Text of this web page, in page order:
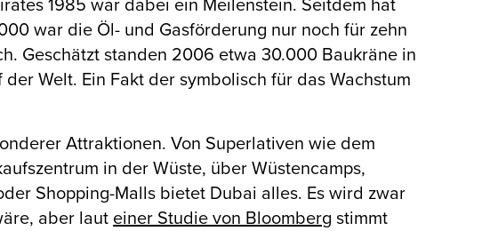
1985 war dabei ein Meilenstein. Seitdem hat
war die Öl- und Gasförderung nur noch für zehn
Geschätzt standen 2006 etwa 30.000 Baukräne in
Welt. Ein Fakt der symbolisch für das Wachstum
Attraktionen. Von Superlativen wie dem
in der Wüste, über Wüstencamps,
Shopping-Malls bietet Dubai alles. Es wird zwar
aber laut einer Studie von Bloomberg stimmt